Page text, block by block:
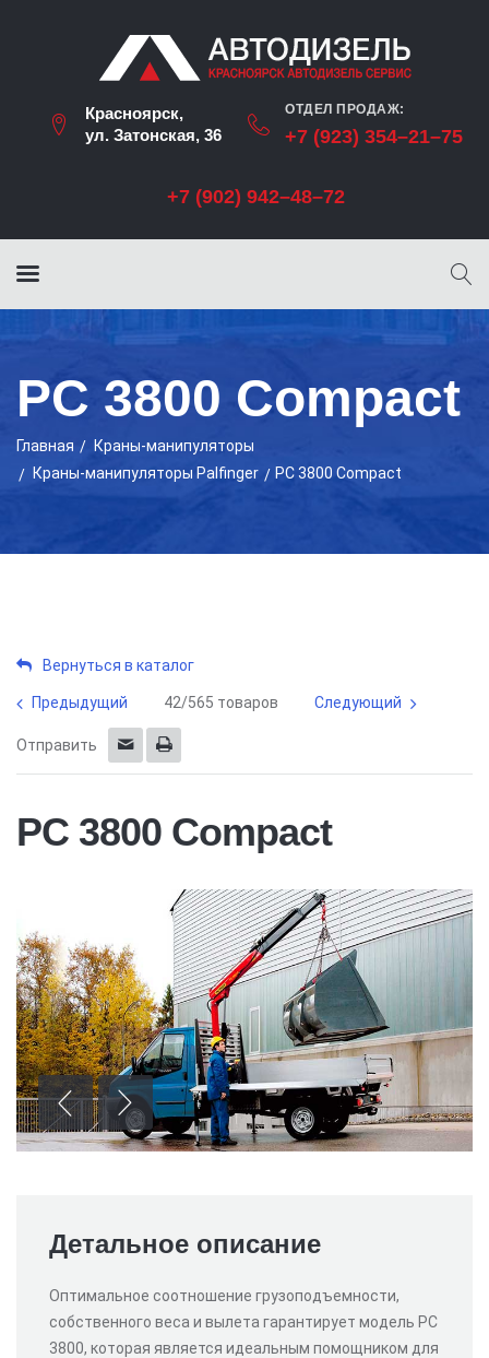
Красноярск,
ул. Затонская, 36
ОТДЕЛ ПРОДАЖ:
+7 (923) 354–21–75
+7 (902) 942–48–72
PC 3800 Compact
Главная
Краны-манипуляторы
Краны-манипуляторы Palfinger
PC 3800 Compact
Вернуться в каталог
Предыдущий 42/565 товаров Следующий
Отправить
PC 3800 Compact
Детальное описание
Оптимальное соотношение грузоподъемности,
собственного веса и вылета гарантирует модель PC
3800, которая является идеальным помощником для